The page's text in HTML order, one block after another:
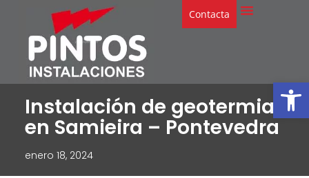
Abrir
Contacta
Instalación de geotermia
en Samieira – Pontevedra
enero 18, 2024